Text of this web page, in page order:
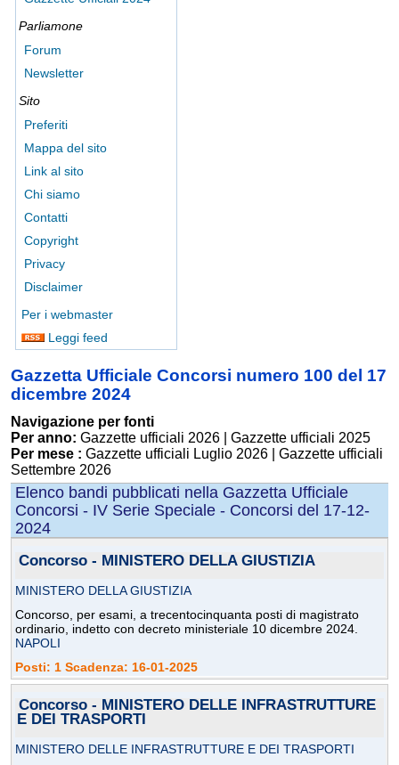
Parliamone
Forum
Newsletter
Sito
Preferiti
Mappa del sito
Link al sito
Chi siamo
Contatti
Copyright
Privacy
Disclaimer
Per i webmaster
Leggi feed
Gazzetta Ufficiale Concorsi numero 100 del 17
dicembre 2024
Navigazione per fonti
Per anno: Gazzette ufficiali 2026
Gazzette ufficiali 2025
Per mese : Gazzette ufficiali Luglio 2026
Gazzette ufficiali
Settembre 2026
Elenco bandi pubblicati nella Gazzetta Ufficiale
Concorsi - IV Serie Speciale - Concorsi del 17-12-
2024
Concorso - MINISTERO DELLA GIUSTIZIA
MINISTERO DELLA GIUSTIZIA
Concorso, per esami, a trecentocinquanta posti di magistrato
ordinario, indetto con decreto ministeriale 10 dicembre 2024.
NAPOLI
Posti: 1 Scadenza: 16-01-2025
Concorso - MINISTERO DELLE INFRASTRUTTURE
E DEI TRASPORTI
MINISTERO DELLE INFRASTRUTTURE E DEI TRASPORTI